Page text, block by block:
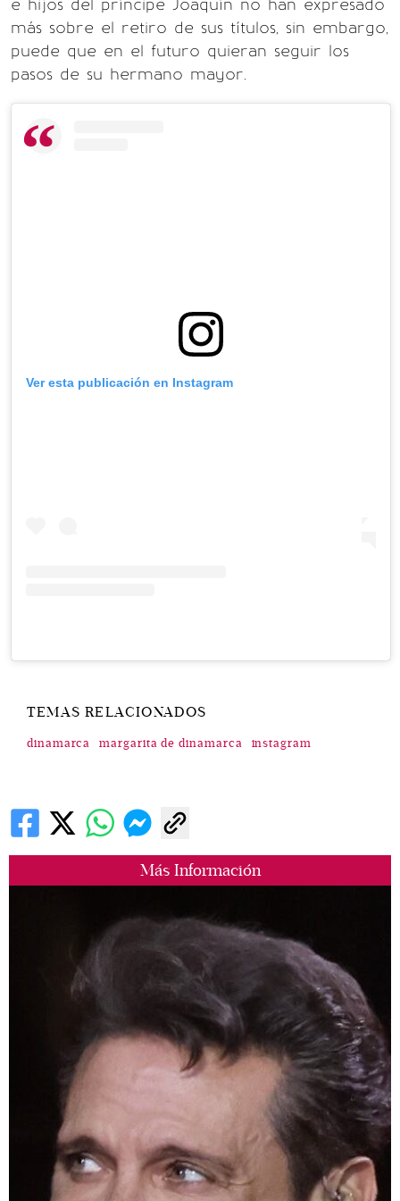
Más Información
e hijos del príncipe Joaquín no han expresado
más sobre el retiro de sus títulos, sin embargo,
puede que en el futuro quieran seguir los
pasos de su hermano mayor.
Ver esta publicación en Instagram
TEMAS RELACIONADOS
dinamarca margarita de dinamarca instagram